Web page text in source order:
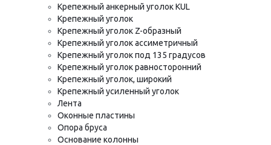
Крепежный анкерный уголок KUL
Крепежный уголок
Крепежный уголок Z-образный
Крепежный уголок ассиметричный
Крепежный уголок под 135 градусов
Крепежный уголок равносторонний
Крепежный уголок, широкий
Крепежный усиленный уголок
Лента
Оконные пластины
Опора бруса
Основание колонны